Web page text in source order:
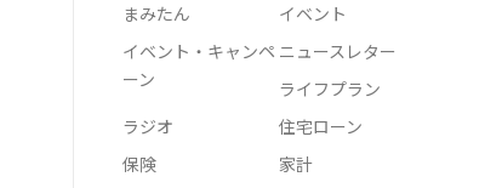
まみたん
イベント
イベント・キャンペ
ーン
ニュースレター
ライフプラン
ラジオ
住宅ローン
保険
家計